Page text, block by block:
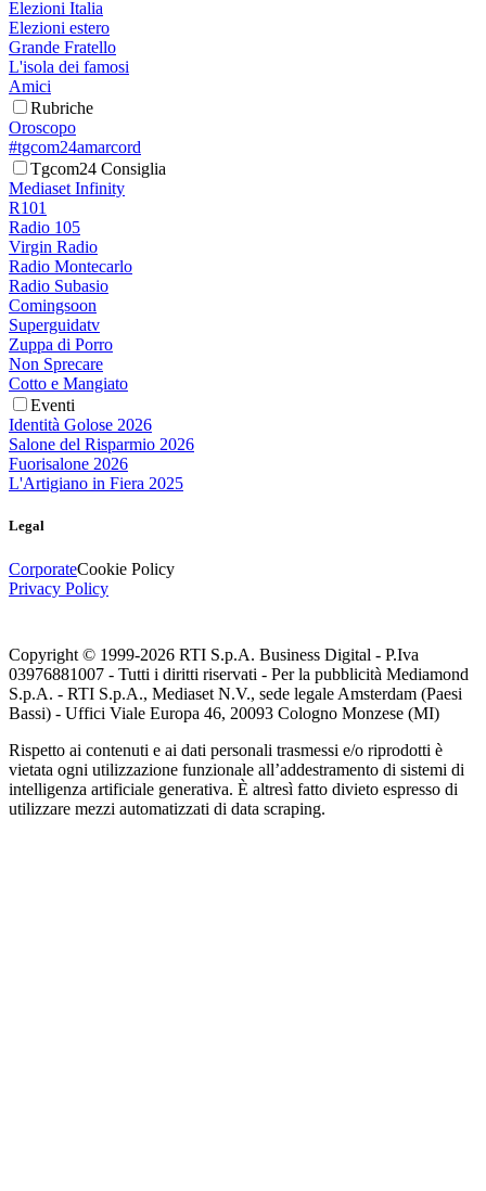
Elezioni Italia
Elezioni estero
Grande Fratello
L'isola dei famosi
Amici
Rubriche
Oroscopo
#tgcom24amarcord
Tgcom24 Consiglia
Mediaset Infinity
R101
Radio 105
Virgin Radio
Radio Montecarlo
Radio Subasio
Comingsoon
Superguidatv
Zuppa di Porro
Non Sprecare
Cotto e Mangiato
Eventi
Identità Golose 2026
Salone del Risparmio 2026
Fuorisalone 2026
L'Artigiano in Fiera 2025
Legal
CorporateCookie Policy
Privacy Policy
Copyright © 1999-2026 RTI S.p.A. Business Digital - P.Iva
03976881007 - Tutti i diritti riservati - Per la pubblicità Mediamond
S.p.A. - RTI S.p.A., Mediaset N.V., sede legale Amsterdam (Paesi
Bassi) - Uffici Viale Europa 46, 20093 Cologno Monzese (MI)
Rispetto ai contenuti e ai dati personali trasmessi e/o riprodotti è
vietata ogni utilizzazione funzionale all’addestramento di sistemi di
intelligenza artificiale generativa. È altresì fatto divieto espresso di
utilizzare mezzi automatizzati di data scraping.